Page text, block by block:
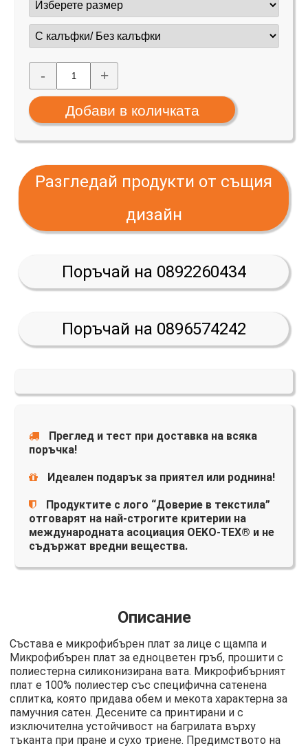
- +
Разгледай продукти от същия
дизайн
Поръчай на 0892260434
Поръчай на 0896574242
Преглед и тест при доставка на всяка
поръчка!
Идеален подарък за приятел или роднина!
Продуктите с лого “Доверие в текстила”
отговарят на най-строгите критерии на
международната асоциация OEKO-TEX® и не
съдържат вредни вещества.
Описание
Състава е микрофибърен плат за лице с щампа и
Микрофибърен плат за едноцветен гръб, прошити с
полиестерна силиконизирана вата. Микрофибърният
плат е 100% полиестер със специфична сатенена
сплитка, която придава обем и мекота характерна за
памучния сатен. Десените са принтирани и с
изключителна устойчивост на багрилата върху
тъканта при пране и сухо триене. Предимството на